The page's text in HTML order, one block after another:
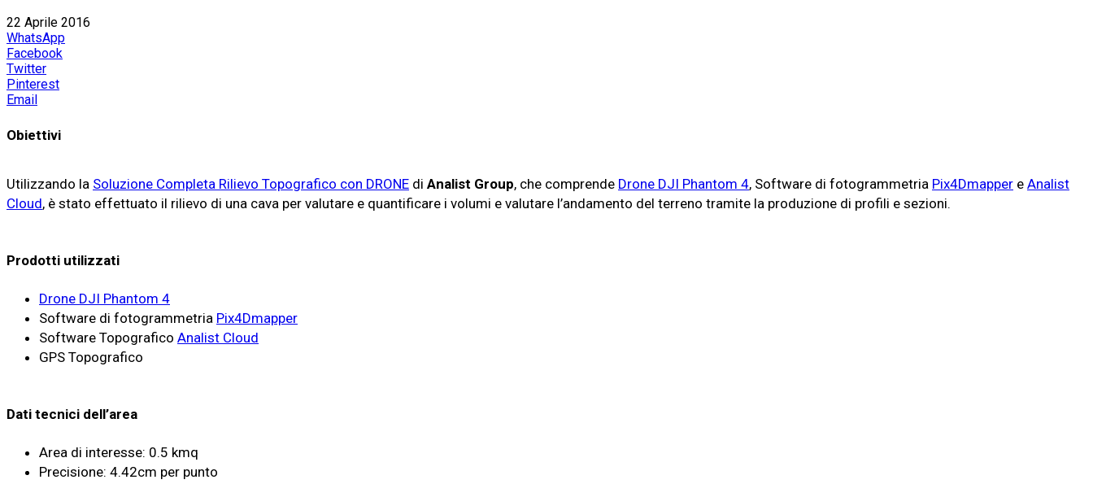
22 Aprile 2016
WhatsApp
Facebook
Twitter
Pinterest
Email
Obiettivi
Utilizzando la Soluzione Completa Rilievo Topografico con DRONE di Analist Group, che comprende Drone DJI Phantom 4, Software di fotogrammetria Pix4Dmapper e Analist
Cloud, è stato effettuato il rilievo di una cava per valutare e quantificare i volumi e valutare l’andamento del terreno tramite la produzione di profili e sezioni.
Prodotti utilizzati
Drone DJI Phantom 4
Software di fotogrammetria Pix4Dmapper
Software Topografico Analist Cloud
GPS Topografico
Dati tecnici dell’area
Area di interesse: 0.5 kmq
Precisione: 4.42cm per punto